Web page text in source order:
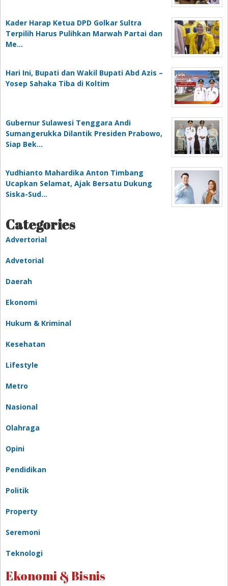
Kader Harap Ketua DPD Golkar Sultra
Terpilih Harus Pulihkan Marwah Partai dan
Me…
Hari Ini, Bupati dan Wakil Bupati Abd Azis –
Yosep Sahaka Tiba di Koltim
Gubernur Sulawesi Tenggara Andi
Sumangerukka Dilantik Presiden Prabowo,
Siap Bek…
Yudhianto Mahardika Anton Timbang
Ucapkan Selamat, Ajak Bersatu Dukung
Siska-Sud…
Categories
Advertorial
Advetorial
Daerah
Ekonomi
Hukum & Kriminal
Kesehatan
Lifestyle
Metro
Nasional
Olahraga
Opini
Pendidikan
Politik
Property
Seremoni
Teknologi
Ekonomi & Bisnis